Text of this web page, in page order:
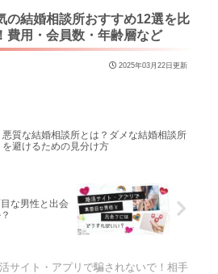
の結婚相談所おすすめ12選を比
費用・会員数・年齢層など
2025年03月22日更新
悪質な結婚相談所とは？ダメな結婚相談所
を避けるための見分け方
な男性と出会
サイト・アプリで騙されないで！相手